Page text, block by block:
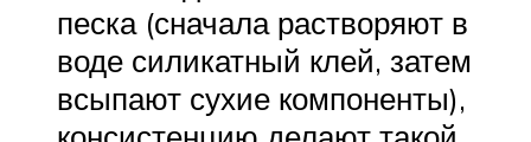
песка (сначала растворяют в
воде силикатный клей, затем
всыпают сухие компоненты),